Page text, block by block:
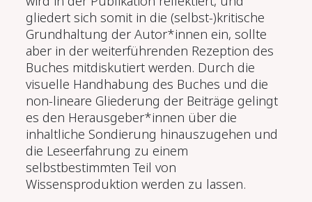
gliedert sich somit in die (selbst-)kritische
Grundhaltung der Autor*innen ein, sollte
aber in der weiterführenden Rezeption des
Buches mitdiskutiert werden. Durch die
visuelle Handhabung des Buches und die
non-lineare Gliederung der Beiträge gelingt
es den Herausgeber*innen über die
inhaltliche Sondierung hinauszugehen und
die Leseerfahrung zu einem
selbstbestimmten Teil von
Wissensproduktion werden zu lassen.